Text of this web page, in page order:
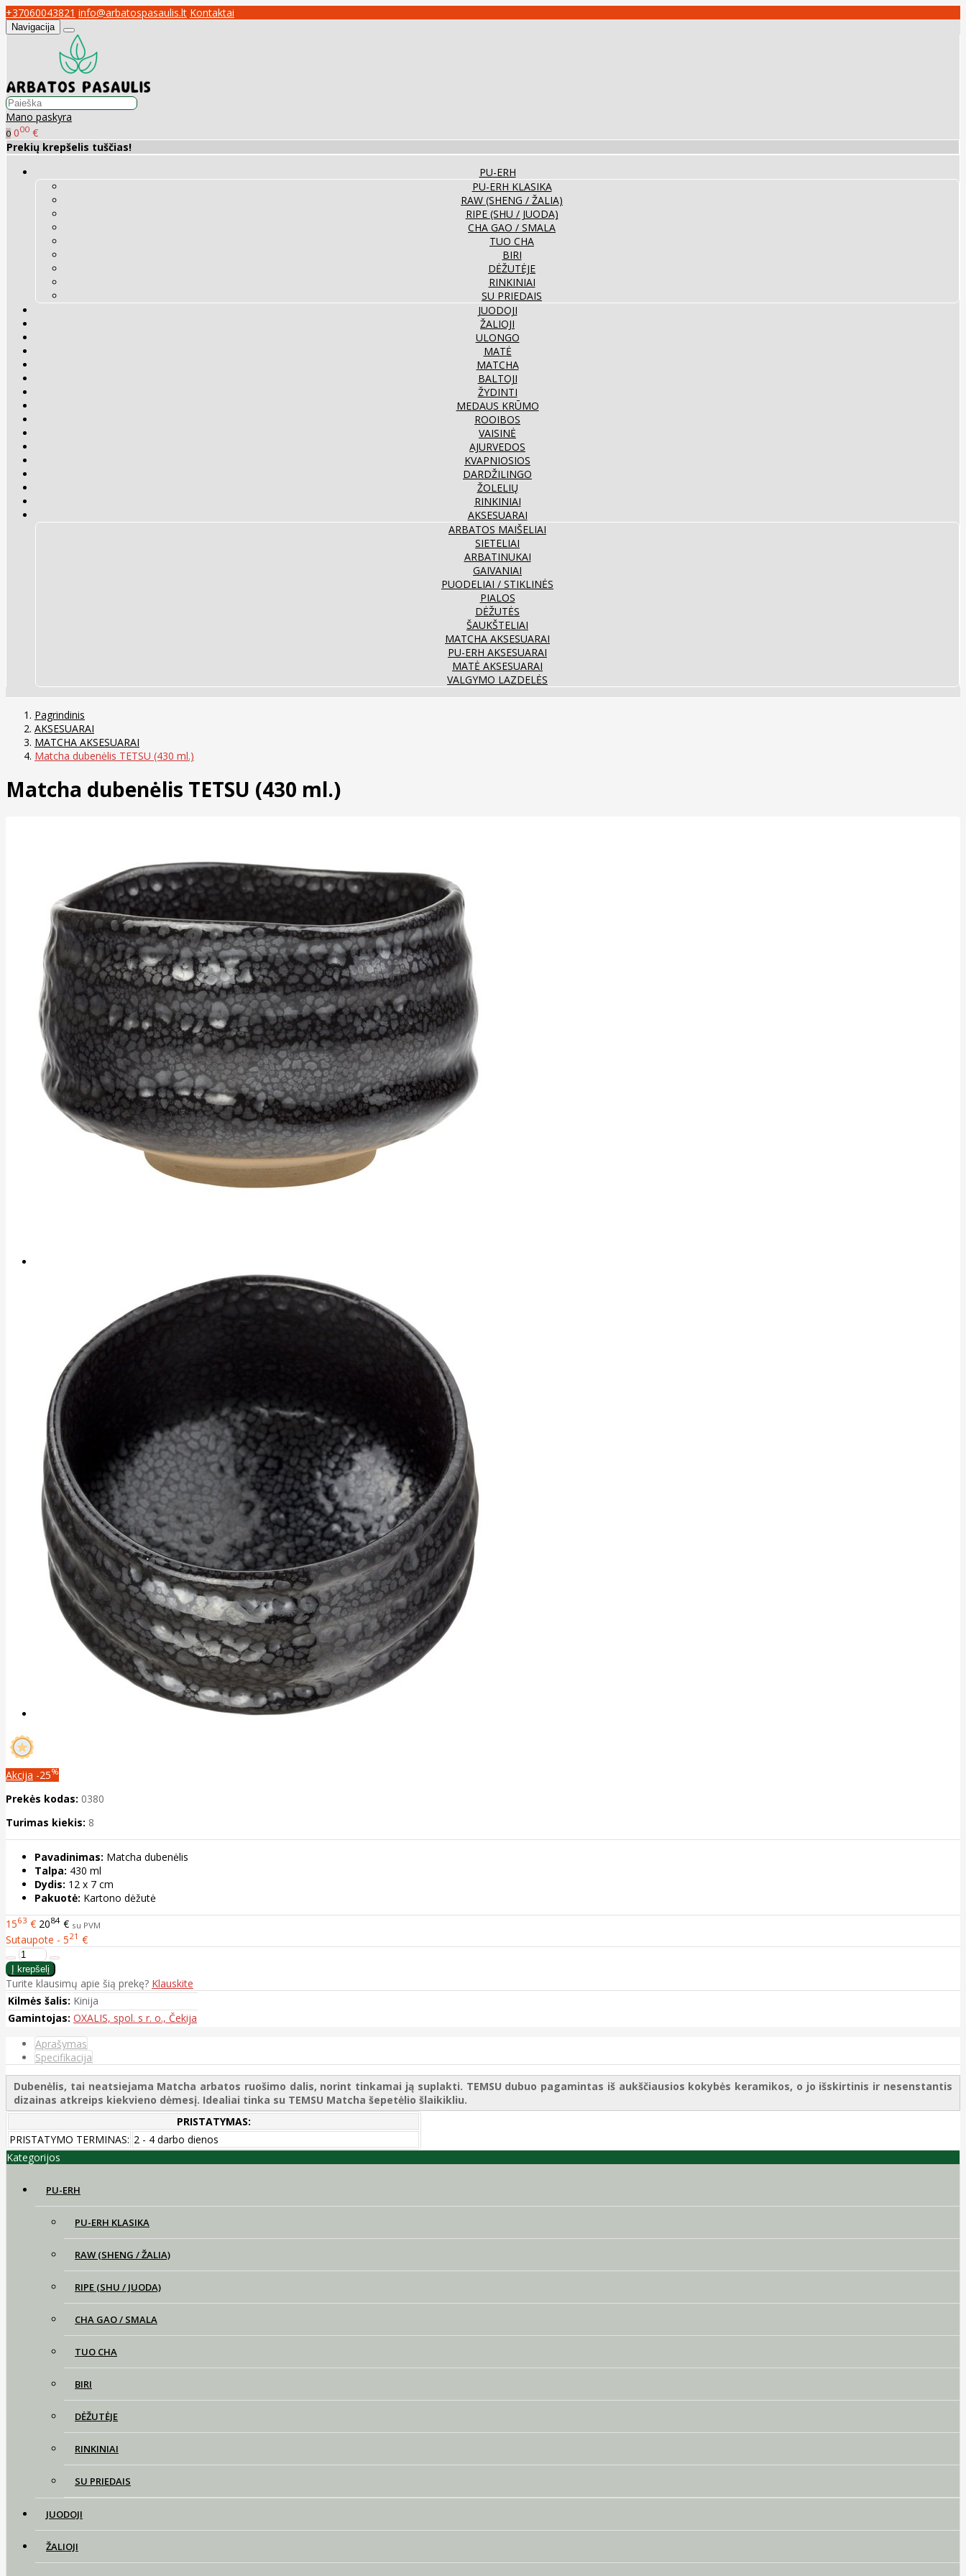
+37060043821 info@arbatospasaulis.lt Kontaktai
Navigacija
Mano paskyra
0 000 €
Prekių krepšelis tuščias!
PU-ERH
PU-ERH KLASIKA
RAW (SHENG / ŽALIA)
RIPE (SHU / JUODA)
CHA GAO / SMALA
TUO CHA
BIRI
DĖŽUTĖJE
RINKINIAI
SU PRIEDAIS
JUODOJI
ŽALIOJI
ULONGO
MATĖ
MATCHA
BALTOJI
ŽYDINTI
MEDAUS KRŪMO
ROOIBOS
VAISINĖ
AJURVEDOS
KVAPNIOSIOS
DARDŽILINGO
ŽOLELIŲ
RINKINIAI
AKSESUARAI
ARBATOS MAIŠELIAI
SIETELIAI
ARBATINUKAI
GAIVANIAI
PUODELIAI / STIKLINĖS
PIALOS
DĖŽUTĖS
ŠAUKŠTELIAI
MATCHA AKSESUARAI
PU-ERH AKSESUARAI
MATĖ AKSESUARAI
VALGYMO LAZDELĖS
Pagrindinis
AKSESUARAI
MATCHA AKSESUARAI
Matcha dubenėlis TETSU (430 ml.)
Matcha dubenėlis TETSU (430 ml.)
Akcija -25%
Prekės kodas: 0380
Turimas kiekis: 8
Pavadinimas: Matcha dubenėlis
Talpa: 430 ml
Dydis: 12 x 7 cm
Pakuotė: Kartono dėžutė
1563 € 2084 € su PVM
Sutaupote - 521 €
Turite klausimų apie šią prekę? Klauskite
Kilmės šalis: Kinija
Gamintojas: OXALIS, spol. s r. o., Čekija
Aprašymas
Specifikacija
Dubenėlis, tai neatsiejama Matcha arbatos ruošimo dalis, norint tinkamai ją suplakti. TEMSU dubuo pagamintas iš aukščiausios kokybės keramikos, o jo išskirtinis ir nesenstantis
dizainas atkreips kiekvieno dėmesį. Idealiai tinka su TEMSU Matcha šepetėlio šlaikikliu.
PRISTATYMAS:
PRISTATYMO TERMINAS: 2 - 4 darbo dienos
Kategorijos
PU-ERH
PU-ERH KLASIKA
RAW (SHENG / ŽALIA)
RIPE (SHU / JUODA)
CHA GAO / SMALA
TUO CHA
BIRI
DĖŽUTĖJE
RINKINIAI
SU PRIEDAIS
JUODOJI
ŽALIOJI